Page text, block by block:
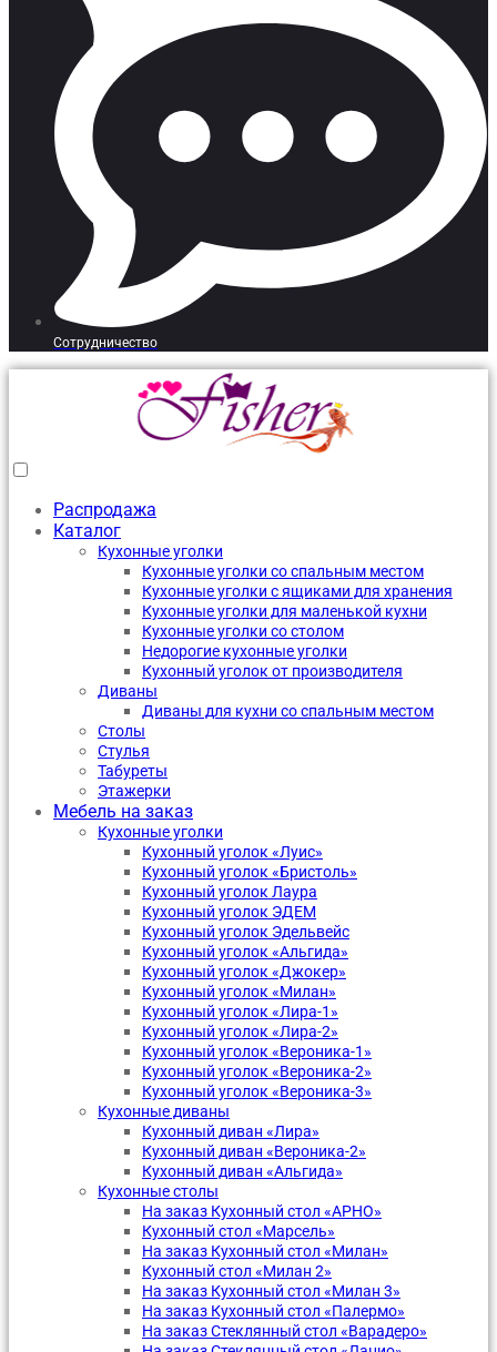
Сотрудничество
Распродажа
Каталог
Кухонные уголки
Кухонные уголки со спальным местом
Кухонные уголки с ящиками для хранения
Кухонные уголки для маленькой кухни
Кухонные уголки со столом
Недорогие кухонные уголки
Кухонный уголок от производителя
Диваны
Диваны для кухни со спальным местом
Столы
Стулья
Табуреты
Этажерки
Мебель на заказ
Кухонные уголки
Кухонный уголок «Луис»
Кухонный уголок «Бристоль»
Кухонный уголок Лаура
Кухонный уголок ЭДЕМ
Кухонный уголок Эдельвейс
Кухонный уголок «Альгида»
Кухонный уголок «Джокер»
Кухонный уголок «Милан»
Кухонный уголок «Лира-1»
Кухонный уголок «Лира-2»
Кухонный уголок «Вероника-1»
Кухонный уголок «Вероника-2»
Кухонный уголок «Вероника-3»
Кухонные диваны
Кухонный диван «Лира»
Кухонный диван «Вероника-2»
Кухонный диван «Альгида»
Кухонные столы
На заказ Кухонный стол «АРНО»
Кухонный стол «Марсель»
На заказ Кухонный стол «Милан»
Кухонный стол «Милан 2»
На заказ Кухонный стол «Милан 3»
На заказ Кухонный стол «Палермо»
На заказ Стеклянный стол «Варадеро»